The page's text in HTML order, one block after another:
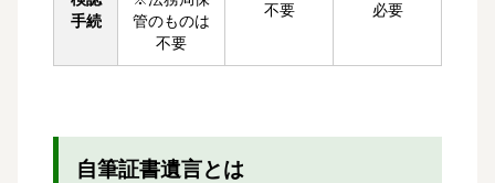
手続
管のものは
不要
不要 必要
自筆証書遺言とは